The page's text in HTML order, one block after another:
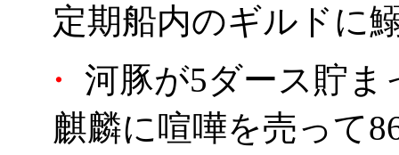
定期船内のギルドに
・
河豚が5ダース貯
麒麟に喧嘩を売って